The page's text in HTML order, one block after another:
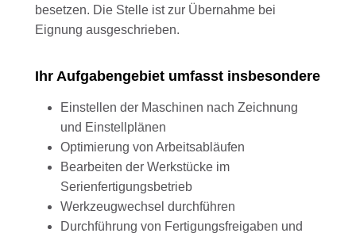
besetzen. Die Stelle ist zur Übernahme bei
Eignung ausgeschrieben.
Ihr Aufgabengebiet umfasst insbesondere
Einstellen der Maschinen nach Zeichnung
und Einstellplänen
Optimierung von Arbeitsabläufen
Bearbeiten der Werkstücke im
Serienfertigungsbetrieb
Werkzeugwechsel durchführen
Durchführung von Fertigungsfreigaben und